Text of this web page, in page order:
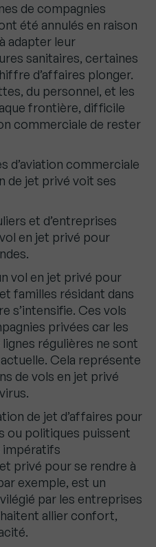
de compagnies
été annulés en raison
adapter leur
sanitaires, certaines
d’affaires plonger.
du personnel, et les
frontière, difficile
commerciale de rester
d’aviation commerciale
de jet privé voit ses
et d’entreprises
en jet privé pour
vol en jet privé pour
familles résidant dans
s’intensifie. Ces vols
privées car les
régulières ne sont
Cela représente
de vols en jet privé
de jet d’affaires pour
ou politiques puissent
impératifs
privé pour se rendre à
exemple, est un
par les entreprises
allier confort,